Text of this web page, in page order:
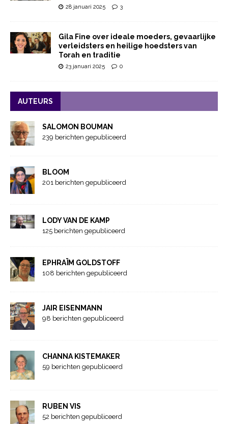
28 januari 2025 3
Gila Fine over ideale moeders, gevaarlijke
verleidsters en heilige hoedsters van
Torah en traditie
23 januari 2025 0
AUTEURS
SALOMON BOUMAN
239 berichten gepubliceerd
BLOOM
201 berichten gepubliceerd
LODY VAN DE KAMP
125 berichten gepubliceerd
EPHRAÏM GOLDSTOFF
108 berichten gepubliceerd
JAIR EISENMANN
98 berichten gepubliceerd
CHANNA KISTEMAKER
59 berichten gepubliceerd
RUBEN VIS
52 berichten gepubliceerd